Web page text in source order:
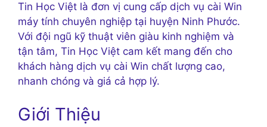
Tin Học Việt là đơn vị cung cấp dịch vụ cài Win
máy tính chuyên nghiệp tại huyện Ninh Phước.
Với đội ngũ kỹ thuật viên giàu kinh nghiệm và
tận tâm, Tin Học Việt cam kết mang đến cho
khách hàng dịch vụ cài Win chất lượng cao,
nhanh chóng và giá cả hợp lý.
Giới Thiệu